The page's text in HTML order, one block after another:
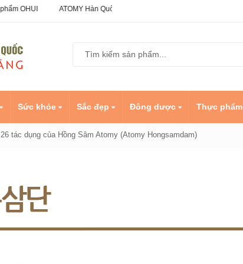
ATOMY Hàn Quốc
Sức khỏe Sắc đẹp Đông dược Thực phẩm
26 tác dụng của Hồng Sâm Atomy (Atomy Hongsamdam)